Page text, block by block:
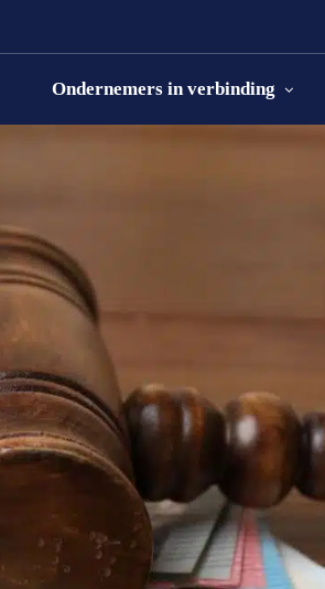
Ondernemers in verbinding